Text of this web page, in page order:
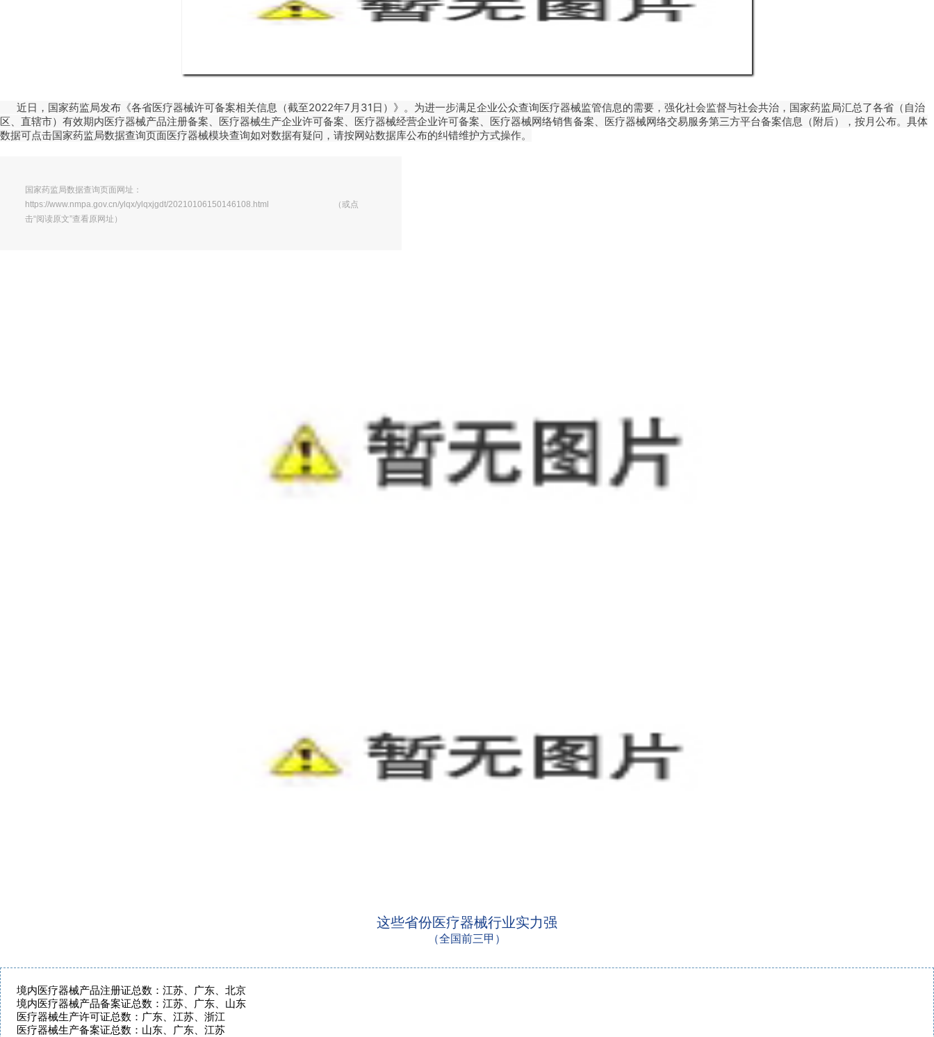
近日，国家药监局发布《各省医疗器械许可备案相关信息（截至2022年7月31日）》。为进一步满足企业公众查询医疗器械监管信息的需要，强化社会监督与社会共治，国家药监局汇总了各省（自治
区、直辖市）有效期内医疗器械产品注册备案、医疗器械生产企业许可备案、医疗器械经营企业许可备案、医疗器械网络销售备案、医疗器械网络交易服务第三方平台备案信息（附后），按月公布。具体
数据可点击国家药监局数据查询页面医疗器械模块查询如对数据有疑问，请按网站数据库公布的纠错维护方式操作。
国家药监局数据查询页面网址：
https://www.nmpa.gov.cn/ylqx/ylqxjgdt/20210106150146108.html （或点
击“阅读原文”查看原网址）
这些省份医疗器械行业实力强
（全国前三甲）
境内医疗器械产品注册证总数：江苏、广东、北京
境内医疗器械产品备案证总数：江苏、广东、山东
医疗器械生产许可证总数：广东、江苏、浙江
医疗器械生产备案证总数：山东、广东、江苏